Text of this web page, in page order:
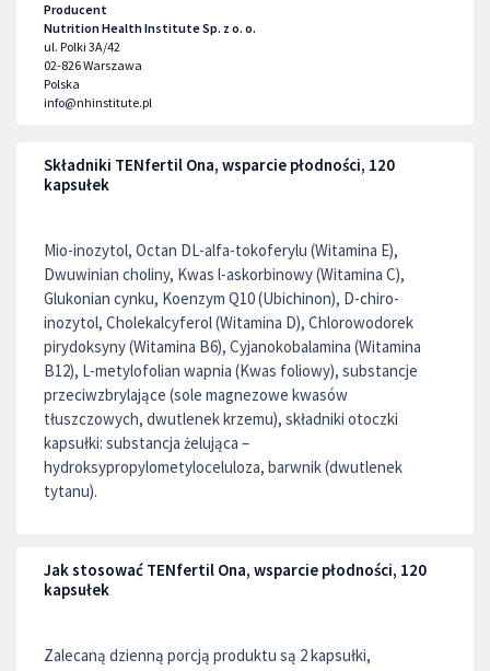
Producent
Nutrition Health Institute Sp. z o. o.
ul. Polki 3A/42
02-826Warszawa
Polska
info@nhinstitute.pl
Składniki TENfertil Ona, wsparcie płodności, 120
kapsułek
Mio-inozytol, Octan DL-alfa-tokoferylu (Witamina E),
Dwuwinian choliny, Kwas l-askorbinowy (Witamina C),
Glukonian cynku, Koenzym Q10 (Ubichinon), D-chiro-
inozytol, Cholekalcyferol (Witamina D), Chlorowodorek
pirydoksyny (Witamina B6), Cyjanokobalamina (Witamina
B12), L-metylofolian wapnia (Kwas foliowy), substancje
przeciwzbrylające (sole magnezowe kwasów
tłuszczowych, dwutlenek krzemu), składniki otoczki
kapsułki: substancja żelująca –
hydroksypropylometyloceluloza, barwnik (dwutlenek
tytanu).
Jak stosować TENfertil Ona, wsparcie płodności, 120
kapsułek
Zalecaną dzienną porcją produktu są 2 kapsułki,